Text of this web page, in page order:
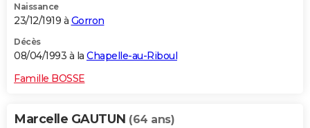
Naissance
23/12/1919 à Gorron
Décès
08/04/1993 à la Chapelle-au-Riboul
Famille BOSSE
Marcelle GAUTUN (64 ans)